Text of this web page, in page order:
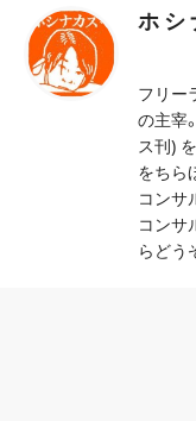
ホシ
フリー
の主宰
ス刊)
をちら
コンサ
コンサ
らどう